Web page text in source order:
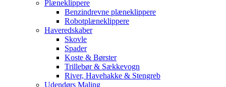
Plæneklippere
Benzindrevne plæneklippere
Robotplæneklippere
Haveredskaber
Skovle
Spader
Koste & Børster
Trillebør & Sækkevogn
River, Havehakke & Stengreb
Udendørs Maling